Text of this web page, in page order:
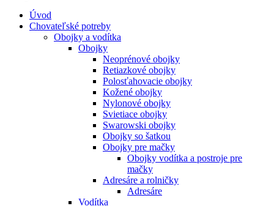
Úvod
Chovateľské potreby
Obojky a vodítka
Obojky
Neoprénové obojky
Retiazkové obojky
Polosťahovacie obojky
Kožené obojky
Nylonové obojky
Svietiace obojky
Swarowski obojky
Obojky so šatkou
Obojky pre mačky
Obojky vodítka a postroje pre
mačky
Adresáre a rolničky
Adresáre
Vodítka